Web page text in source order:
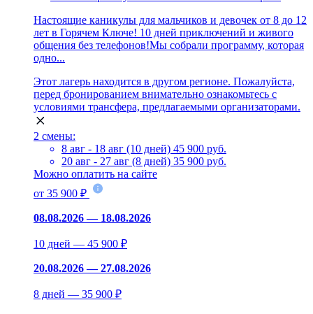
Настоящие каникулы для мальчиков и девочек от 8 до 12
лет в Горячем Ключе! 10 дней приключений и живого
общения без телефонов!Мы собрали программу, которая
одно...
Этот лагерь находится в другом регионе. Пожалуйста,
перед бронированием внимательно ознакомьтесь с
условиями трансфера, предлагаемыми организаторами.
2 смены:
8 авг - 18 авг (10 дней) 45 900 руб.
20 авг - 27 авг (8 дней) 35 900 руб.
Можно оплатить на сайте
от 35 900 ₽
08.08.2026 — 18.08.2026
10 дней — 45 900 ₽
20.08.2026 — 27.08.2026
8 дней — 35 900 ₽